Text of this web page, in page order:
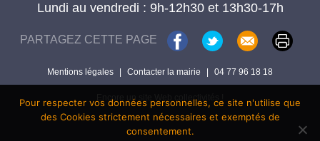
Lundi au vendredi : 9h-12h30 et 13h30-17h
PARTAGEZ CETTE PAGE
Mentions légales | Contacter la mairie | 04 77 96 18 18
Encore un site Web collectivités !
Pour respecter vos données personnelles, ce site n'utilise que
des Cookies strictement nécessaires et exemptés de
consentement.